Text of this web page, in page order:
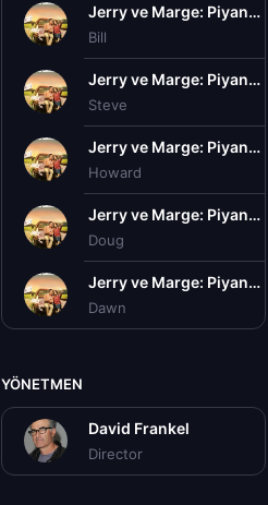
Jerry ve Marge: Piyango Sırları Türkçe Dublaj izle (2022)
Bill
Jerry ve Marge: Piyango Sırları Türkçe Dublaj izle (2022)
Steve
Jerry ve Marge: Piyango Sırları Türkçe Dublaj izle (2022)
Howard
Jerry ve Marge: Piyango Sırları Türkçe Dublaj izle (2022)
Doug
Jerry ve Marge: Piyango Sırları Türkçe Dublaj izle (2022)
Dawn
YÖNETMEN
David Frankel
Director